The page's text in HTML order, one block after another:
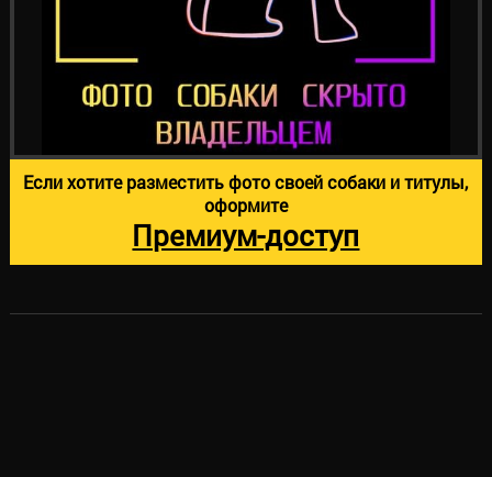
Если хотите разместить фото своей собаки и титулы,
оформите
Премиум-доступ